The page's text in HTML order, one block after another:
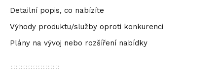
Detailní popis, co nabízíte
Výhody produktu/služby oproti konkurenci
Plány na vývoj nebo rozšíření nabídky